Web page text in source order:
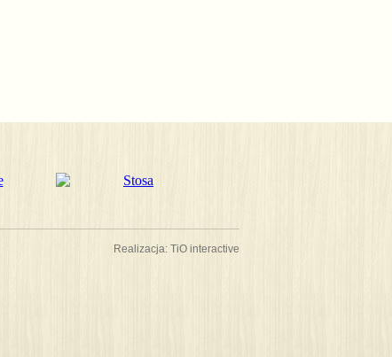
Realizacja: TiO interactive